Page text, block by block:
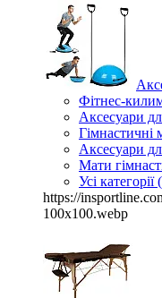
Фітнес-
Аксесуари
Гімнастичні
Аксесуари
Мати
Усі категорії
https://
100x100.webp